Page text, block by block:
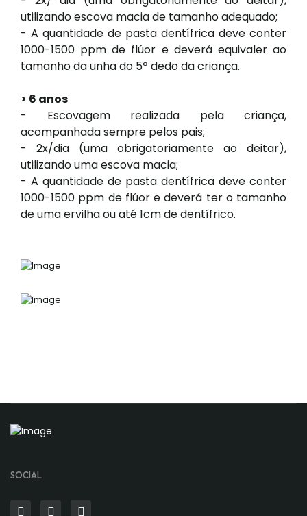
utilizando escova macia de tamanho adequado;
- A quantidade de pasta dentífrica deve conter
1000-1500 ppm de flúor e deverá equivaler ao
tamanho da unha do 5º dedo da criança.
> 6 anos
- Escovagem realizada pela criança,
acompanhada sempre pelos pais;
- 2x/dia (uma obrigatoriamente ao deitar),
utilizando uma escova macia;
- A quantidade de pasta dentífrica deve conter
1000-1500 ppm de flúor e deverá ter o tamanho
de uma ervilha ou até 1cm de dentífrico.
SOCIAL